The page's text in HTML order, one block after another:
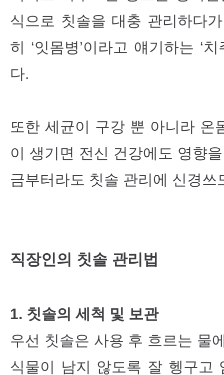
식으로 칫솔을 대충 관리하다
히 ‘잇몸병’이라고 얘기하는 ‘치
다.
또한 세균이 구강 뿐 아니라 온
이 생기면 전신 건강에도 영향
금부터라도 칫솔 관리에 신경쓰
직장인의 칫솔 관리법
1. 칫솔의 세척 및 보관
우선 칫솔은 사용 후 흐르는 물
식물이 남지 않도록 잘 헹구고